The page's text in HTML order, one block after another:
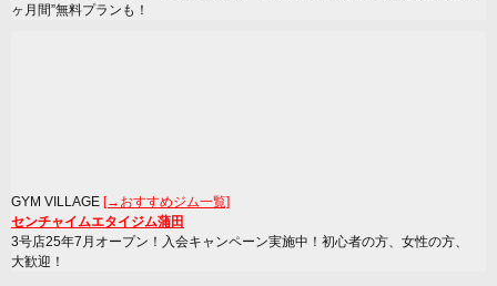
ヶ月間”無料プランも！
GYM VILLAGE [→おすすめジム一覧]
センチャイムエタイジム蒲田
3号店25年7月オープン！入会キャンペーン実施中！初心者の方、女性の方、
大歓迎！